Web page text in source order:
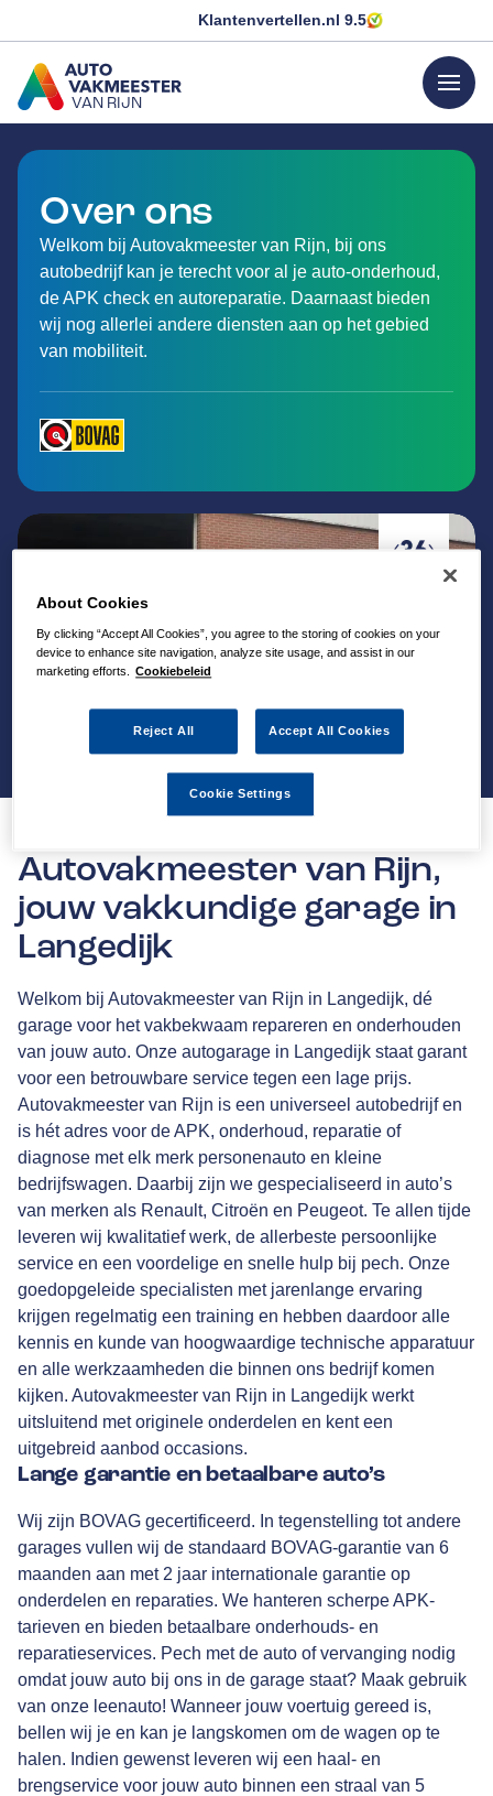
Klantenvertellen.nl 9.5
VAN RIJN
GA NAAR DE HOMEPAGINA
menu
Over ons
Welkom bij Autovakmeester van Rijn, bij ons
autobedrijf kan je terecht voor al je auto-onderhoud,
de APK check en autoreparatie. Daarnaast bieden
wij nog allerlei andere diensten aan op het gebied
van mobiliteit.
Autovakmeester van Rijn,
jouw vakkundige garage in
Langedijk
Welkom bij Autovakmeester van Rijn in Langedijk, dé
garage voor het vakbekwaam repareren en onderhouden
van jouw auto. Onze autogarage in Langedijk staat garant
voor een betrouwbare service tegen een lage prijs.
Autovakmeester van Rijn is een universeel autobedrijf en
is hét adres voor de APK, onderhoud, reparatie of
diagnose met elk merk personenauto en kleine
bedrijfswagen. Daarbij zijn we gespecialiseerd in auto’s
van merken als Renault, Citroën en Peugeot. Te allen tijde
leveren wij kwalitatief werk, de allerbeste persoonlijke
service en een voordelige en snelle hulp bij pech. Onze
goedopgeleide specialisten met jarenlange ervaring
krijgen regelmatig een training en hebben daardoor alle
kennis en kunde van hoogwaardige technische apparatuur
en alle werkzaamheden die binnen ons bedrijf komen
kijken. Autovakmeester van Rijn in Langedijk werkt
uitsluitend met originele onderdelen en kent een
uitgebreid aanbod occasions.
Lange garantie en betaalbare auto’s
Wij zijn BOVAG gecertificeerd. In tegenstelling tot andere
garages vullen wij de standaard BOVAG-garantie van 6
maanden aan met 2 jaar internationale garantie op
onderdelen en reparaties. We hanteren scherpe APK-
tarieven en bieden betaalbare onderhouds- en
reparatieservices. Pech met de auto of vervanging nodig
omdat jouw auto bij ons in de garage staat? Maak gebruik
van onze leenauto! Wanneer jouw voertuig gereed is,
bellen wij je en kan je langskomen om de wagen op te
halen. Indien gewenst leveren wij een haal- en
brengservice voor jouw auto binnen een straal van 5
About Cookies
By clicking “Accept All Cookies”, you agree to the storing of cookies on your
device to enhance site navigation, analyze site usage, and assist in our
marketing efforts. Cookiebeleid
Reject All Accept All Cookies
Cookie Settings